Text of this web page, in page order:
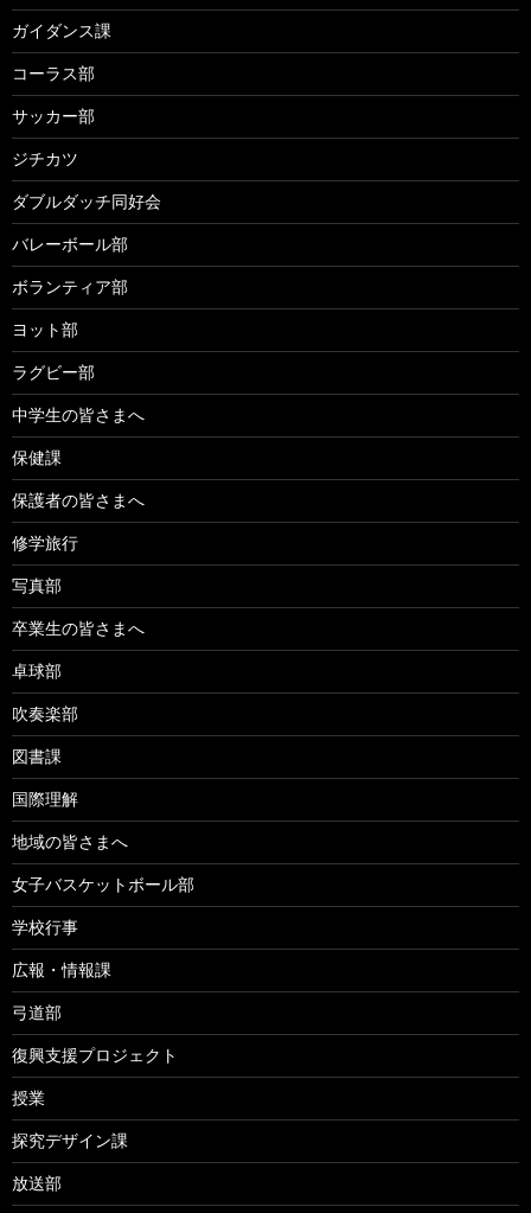
ガイダンス課
コーラス部
サッカー部
ジチカツ
ダブルダッチ同好会
バレーボール部
ボランティア部
ヨット部
ラグビー部
中学生の皆さまへ
保健課
保護者の皆さまへ
修学旅行
写真部
卒業生の皆さまへ
卓球部
吹奏楽部
図書課
国際理解
地域の皆さまへ
女子バスケットボール部
学校行事
広報・情報課
弓道部
復興支援プロジェクト
授業
探究デザイン課
放送部